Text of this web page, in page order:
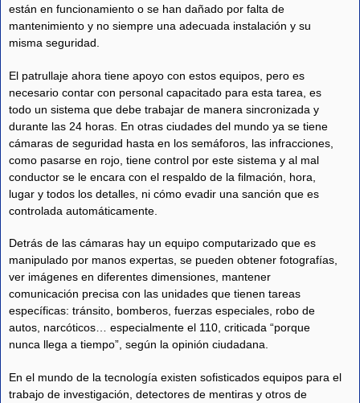
están en funcionamiento o se han dañado por falta de
mantenimiento y no siempre una adecuada instalación y su
misma seguridad.
El patrullaje ahora tiene apoyo con estos equipos, pero es
necesario contar con personal capacitado para esta tarea, es
todo un sistema que debe trabajar de manera sincronizada y
durante las 24 horas. En otras ciudades del mundo ya se tiene
cámaras de seguridad hasta en los semáforos, las infracciones,
como pasarse en rojo, tiene control por este sistema y al mal
conductor se le encara con el respaldo de la filmación, hora,
lugar y todos los detalles, ni cómo evadir una sanción que es
controlada automáticamente.
Detrás de las cámaras hay un equipo computarizado que es
manipulado por manos expertas, se pueden obtener fotografías,
ver imágenes en diferentes dimensiones, mantener
comunicación precisa con las unidades que tienen tareas
específicas: tránsito, bomberos, fuerzas especiales, robo de
autos, narcóticos… especialmente el 110, criticada “porque
nunca llega a tiempo”, según la opinión ciudadana.
En el mundo de la tecnología existen sofisticados equipos para el
trabajo de investigación, detectores de mentiras y otros de